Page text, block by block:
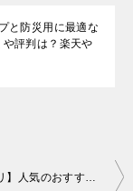
と防災用に最適な
評判は？楽天や